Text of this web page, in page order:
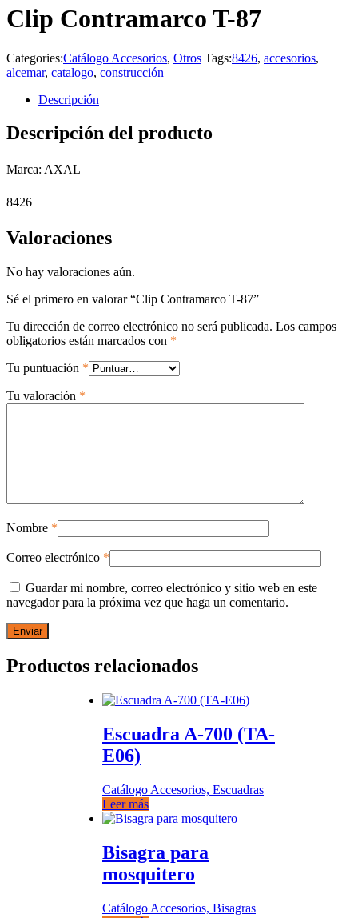
Clip Contramarco T-87
Categories:Catálogo Accesorios, Otros Tags:8426, accesorios,
alcemar, catalogo, construcción
Descripción
Descripción del producto
Marca: AXAL
8426
Valoraciones
No hay valoraciones aún.
Sé el primero en valorar “Clip Contramarco T-87”
Tu dirección de correo electrónico no será publicada. Los campos
obligatorios están marcados con *
Tu puntuación *
Tu valoración *
Nombre *
Correo electrónico *
Guardar mi nombre, correo electrónico y sitio web en este
navegador para la próxima vez que haga un comentario.
Productos relacionados
Escuadra A-700 (TA-
E06)
Catálogo Accesorios, Escuadras
Leer más
Bisagra para
mosquitero
Catálogo Accesorios, Bisagras